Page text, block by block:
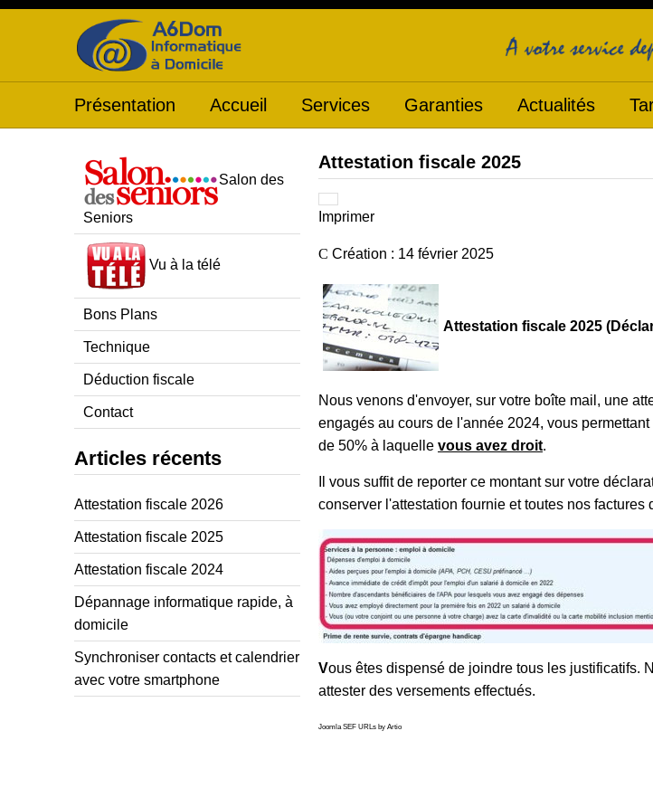
Présentation Accueil Services Garanties Actualités
Salon des
Seniors
Vu à la télé
Bons Plans
Technique
Déduction fiscale
Contact
Articles récents
Attestation fiscale 2026
Attestation fiscale 2025
Attestation fiscale 2024
Dépannage informatique rapide, à
domicile
Synchroniser contacts et calendrier
avec votre smartphone
Attestation fiscale 2025
Imprimer
Création : 14 février 2025
Attestation fiscale 2025
Nous venons d'envoyer, sur votre boîte mail, une
engagés au cours de l'année 2024, vous
de 50% à laquelle vous avez droit.
Il vous suffit de reporter ce montant sur votre
conserver l'attestation fournie et toutes nos
Vous êtes dispensé de joindre tous les justificatifs.
attester des versements effectués.
Joomla SEF URLs by Artio